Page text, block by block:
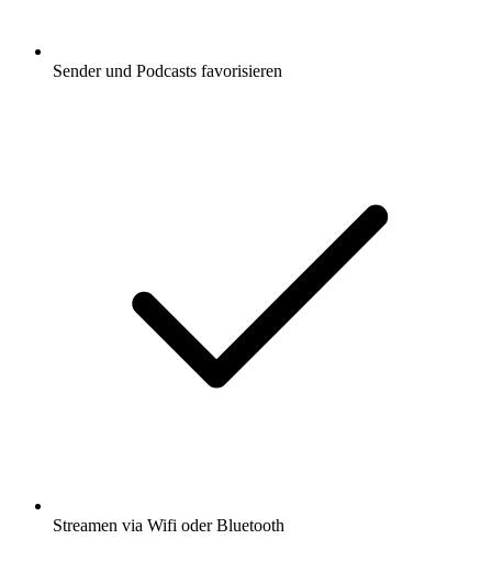
Sender und Podcasts favorisieren
Streamen via Wifi oder Bluetooth